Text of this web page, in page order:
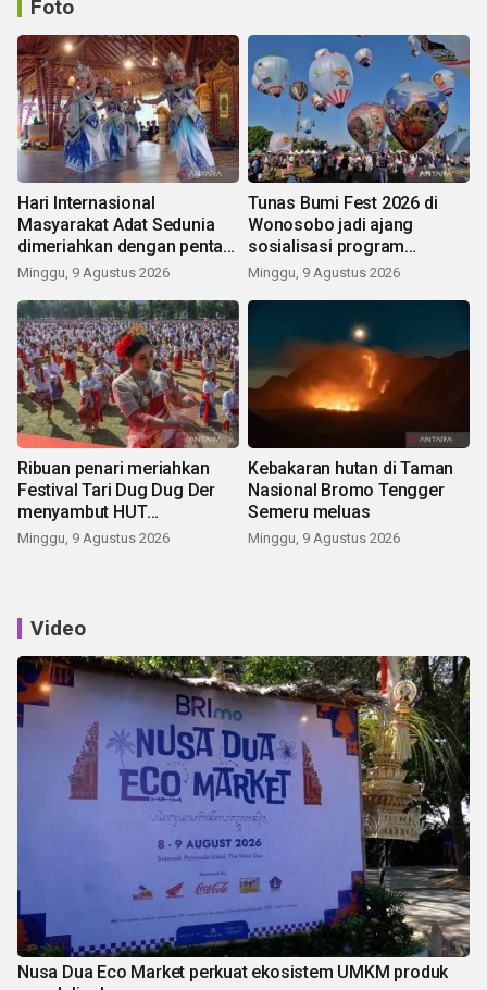
Foto
Hari Internasional
Masyarakat Adat Sedunia
dimeriahkan dengan pentas
seni budaya Bali
Minggu, 9 Agustus 2026
Tunas Bumi Fest 2026 di
Wonosobo jadi ajang
sosialisasi program
pemerintah lewat balon
Minggu, 9 Agustus 2026
Ribuan penari meriahkan
Festival Tari Dug Dug Der
menyambut HUT
Kemerdekaan
Minggu, 9 Agustus 2026
Kebakaran hutan di Taman
Nasional Bromo Tengger
Semeru meluas
Minggu, 9 Agustus 2026
Video
Nusa Dua Eco Market perkuat ekosistem UMKM produk